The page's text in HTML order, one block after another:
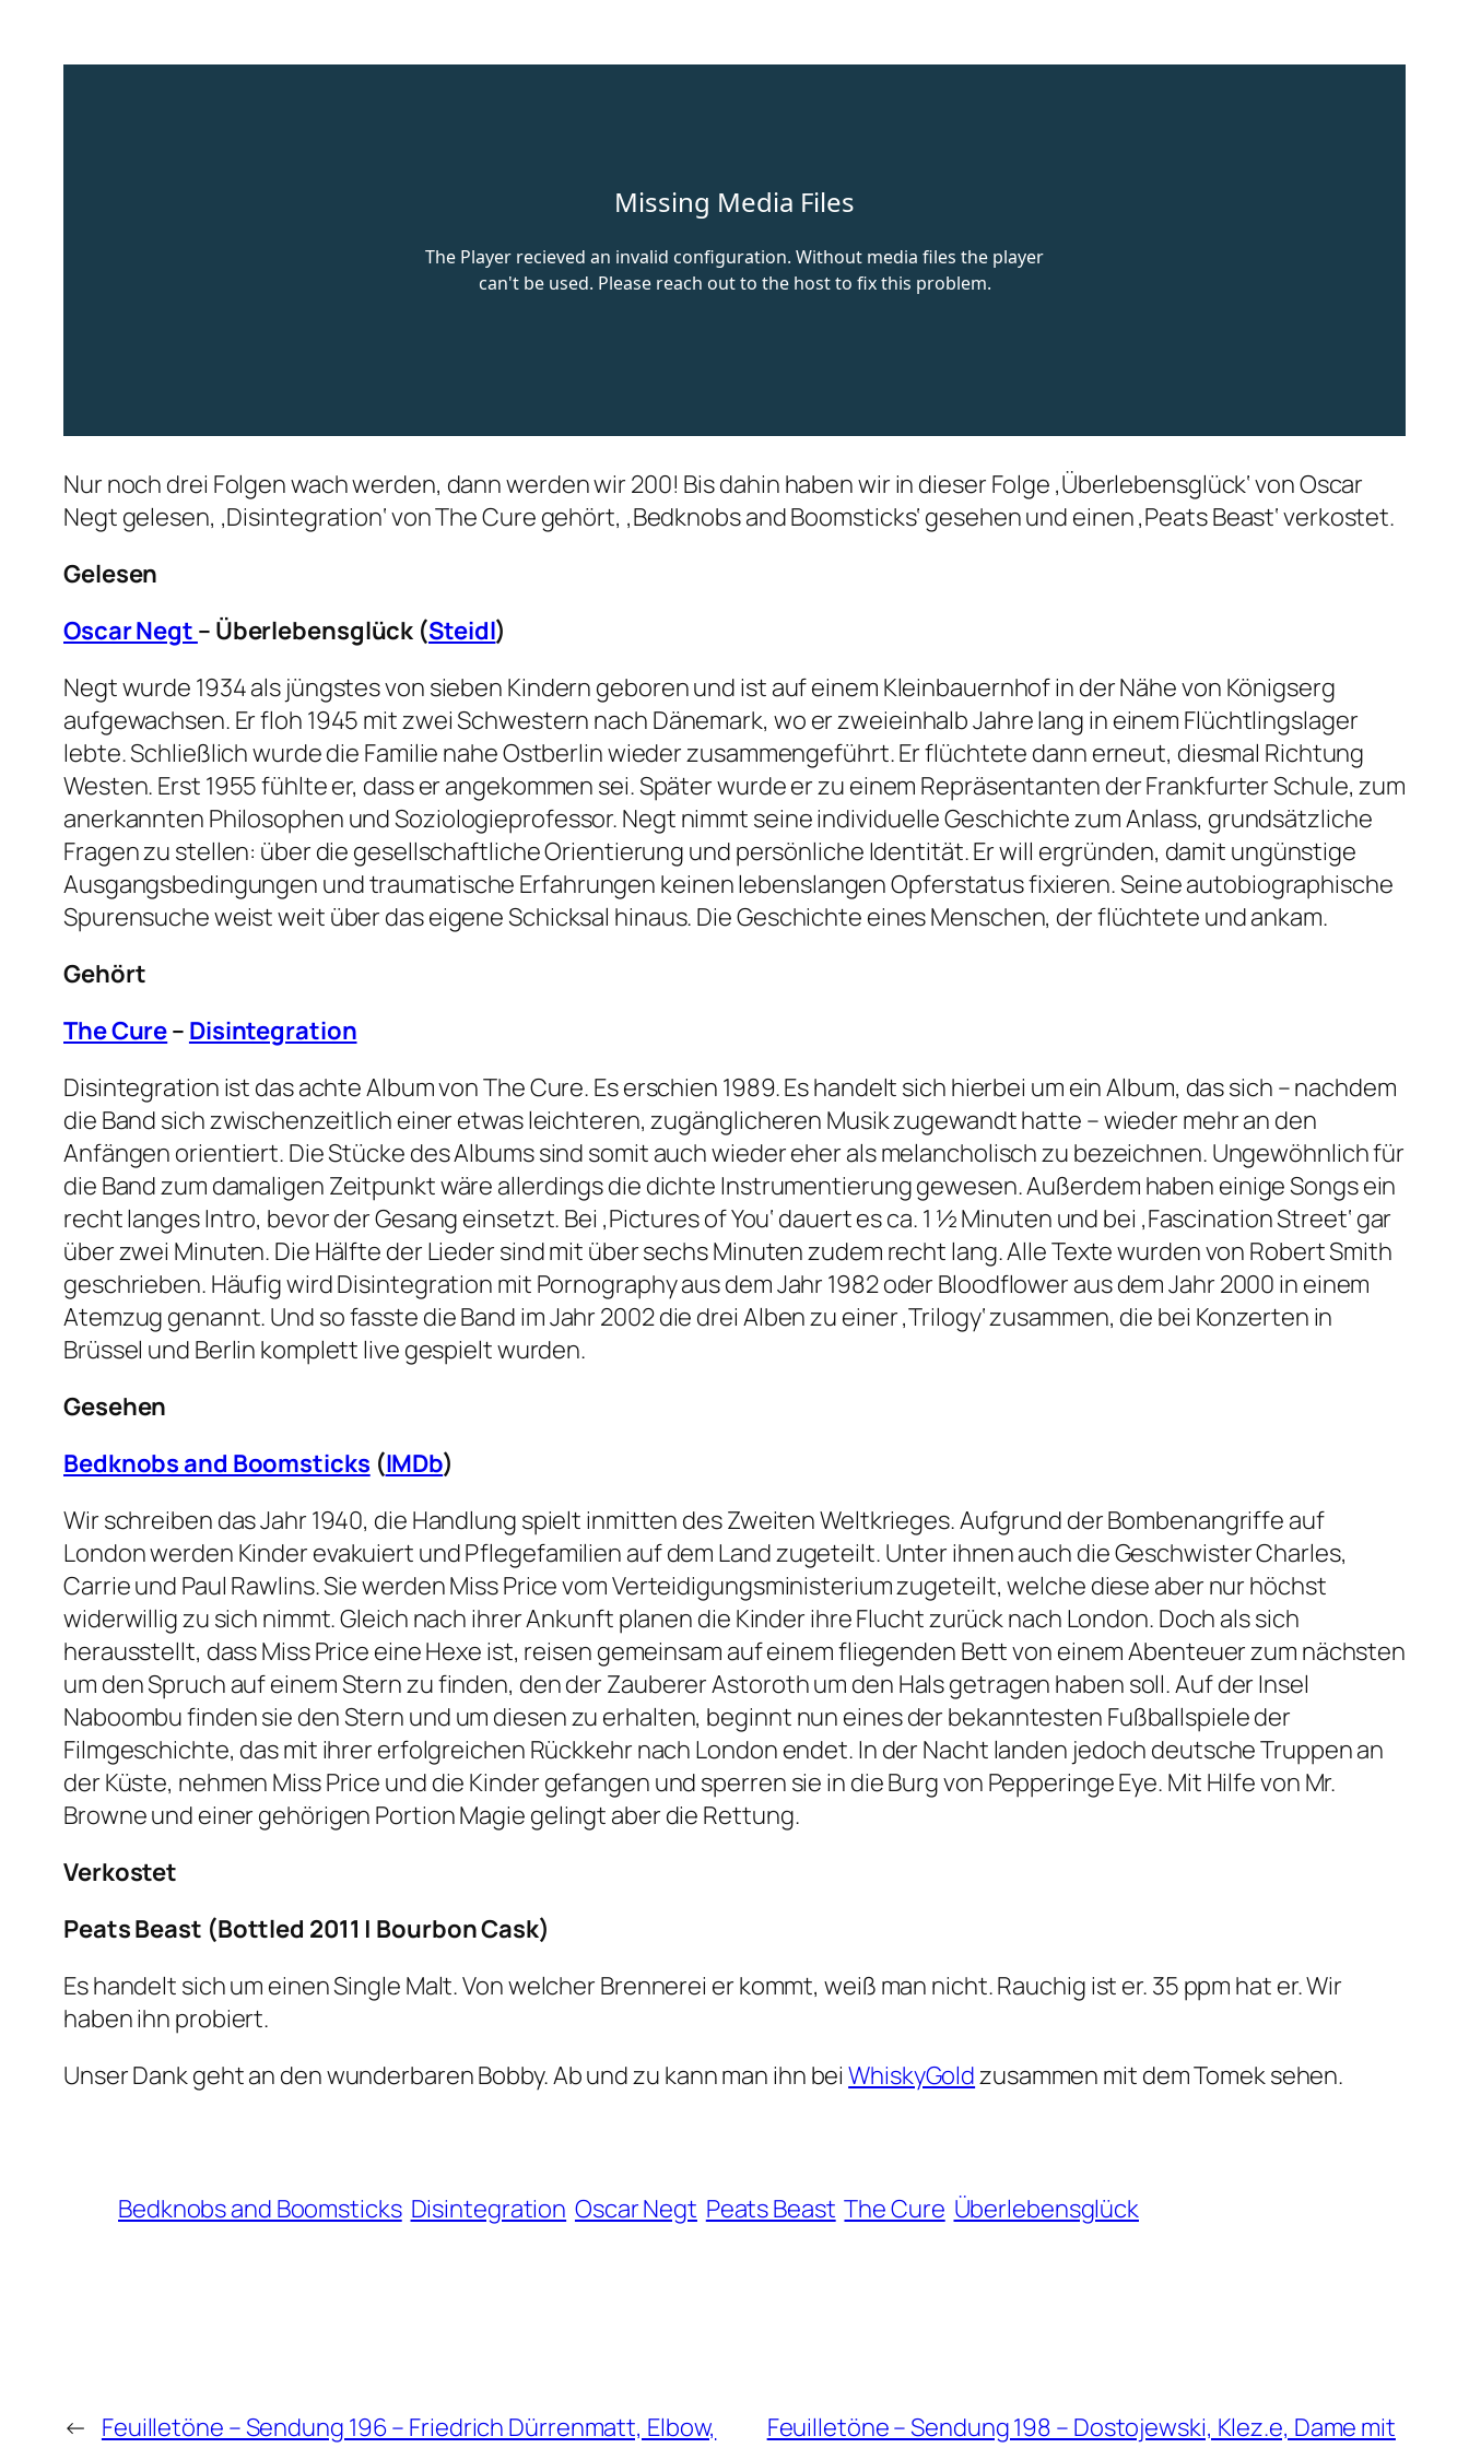
Nur noch drei Folgen wach werden, dann werden wir 200! Bis dahin haben wir in dieser Folge ‚Überlebensglück‘ von Oscar
Negt gelesen, ‚Disintegration‘ von The Cure gehört, ‚Bedknobs and Boomsticks‘ gesehen und einen ‚Peats Beast‘ verkostet.
Gelesen
Oscar Negt – Überlebensglück (Steidl)
Negt wurde 1934 als jüngstes von sieben Kindern geboren und ist auf einem Kleinbauernhof in der Nähe von Königserg
aufgewachsen. Er floh 1945 mit zwei Schwestern nach Dänemark, wo er zweieinhalb Jahre lang in einem Flüchtlingslager
lebte. Schließlich wurde die Familie nahe Ostberlin wieder zusammengeführt. Er flüchtete dann erneut, diesmal Richtung
Westen. Erst 1955 fühlte er, dass er angekommen sei. Später wurde er zu einem Repräsentanten der Frankfurter Schule, zum
anerkannten Philosophen und Soziologieprofessor. Negt nimmt seine individuelle Geschichte zum Anlass, grundsätzliche
Fragen zu stellen: über die gesellschaftliche Orientierung und persönliche Identität. Er will ergründen, damit ungünstige
Ausgangsbedingungen und traumatische Erfahrungen keinen lebenslangen Opferstatus fixieren. Seine autobiographische
Spurensuche weist weit über das eigene Schicksal hinaus. Die Geschichte eines Menschen, der flüchtete und ankam.
Gehört
The Cure– Disintegration
Disintegration ist das achte Album von The Cure. Es erschien 1989. Es handelt sich hierbei um ein Album, das sich – nachdem
die Band sich zwischenzeitlich einer etwas leichteren, zugänglicheren Musik zugewandt hatte – wieder mehr an den
Anfängen orientiert. Die Stücke des Albums sind somit auch wieder eher als melancholisch zu bezeichnen. Ungewöhnlich für
die Band zum damaligen Zeitpunkt wäre allerdings die dichte Instrumentierung gewesen. Außerdem haben einige Songs ein
recht langes Intro, bevor der Gesang einsetzt. Bei ‚Pictures of You‘ dauert es ca. 1 ½ Minuten und bei ‚Fascination Street‘ gar
über zwei Minuten. Die Hälfte der Lieder sind mit über sechs Minuten zudem recht lang. Alle Texte wurden von Robert Smith
geschrieben. Häufig wird Disintegration mit Pornography aus dem Jahr 1982 oder Bloodflower aus dem Jahr 2000 in einem
Atemzug genannt. Und so fasste die Band im Jahr 2002 die drei Alben zu einer ‚Trilogy‘ zusammen, die bei Konzerten in
Brüssel und Berlin komplett live gespielt wurden.
Gesehen
Bedknobs and Boomsticks (IMDb)
Wir schreiben das Jahr 1940, die Handlung spielt inmitten des Zweiten Weltkrieges. Aufgrund der Bombenangriffe auf
London werden Kinder evakuiert und Pflegefamilien auf dem Land zugeteilt. Unter ihnen auch die Geschwister Charles,
Carrie und Paul Rawlins. Sie werden Miss Price vom Verteidigungsministerium zugeteilt, welche diese aber nur höchst
widerwillig zu sich nimmt. Gleich nach ihrer Ankunft planen die Kinder ihre Flucht zurück nach London. Doch als sich
herausstellt, dass Miss Price eine Hexe ist, reisen gemeinsam auf einem fliegenden Bett von einem Abenteuer zum nächsten
um den Spruch auf einem Stern zu finden, den der Zauberer Astoroth um den Hals getragen haben soll. Auf der Insel
Naboombu finden sie den Stern und um diesen zu erhalten, beginnt nun eines der bekanntesten Fußballspiele der
Filmgeschichte, das mit ihrer erfolgreichen Rückkehr nach London endet. In der Nacht landen jedoch deutsche Truppen an
der Küste, nehmen Miss Price und die Kinder gefangen und sperren sie in die Burg von Pepperinge Eye. Mit Hilfe von Mr.
Browne und einer gehörigen Portion Magie gelingt aber die Rettung.
Verkostet
Peats Beast (Bottled 2011 | Bourbon Cask)
Es handelt sich um einen Single Malt. Von welcher Brennerei er kommt, weiß man nicht. Rauchig ist er. 35 ppm hat er. Wir
haben ihn probiert.
Unser Dank geht an den wunderbaren Bobby. Ab und zu kann man ihn beiWhiskyGoldzusammen mit dem Tomek sehen.
Bedknobs and Boomsticks Disintegration Oscar Negt Peats Beast The Cure Überlebensglück
← Feuilletöne – Sendung 196 – Friedrich Dürrenmatt, Elbow,
Feuilletöne – Sendung 198 – Dostojewski, Klez.e, Dame mit